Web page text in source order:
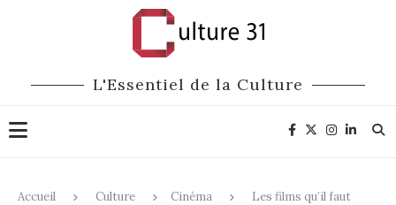
L'Essentiel de la Culture
Accueil Culture Cinéma
Les films qu’il faut